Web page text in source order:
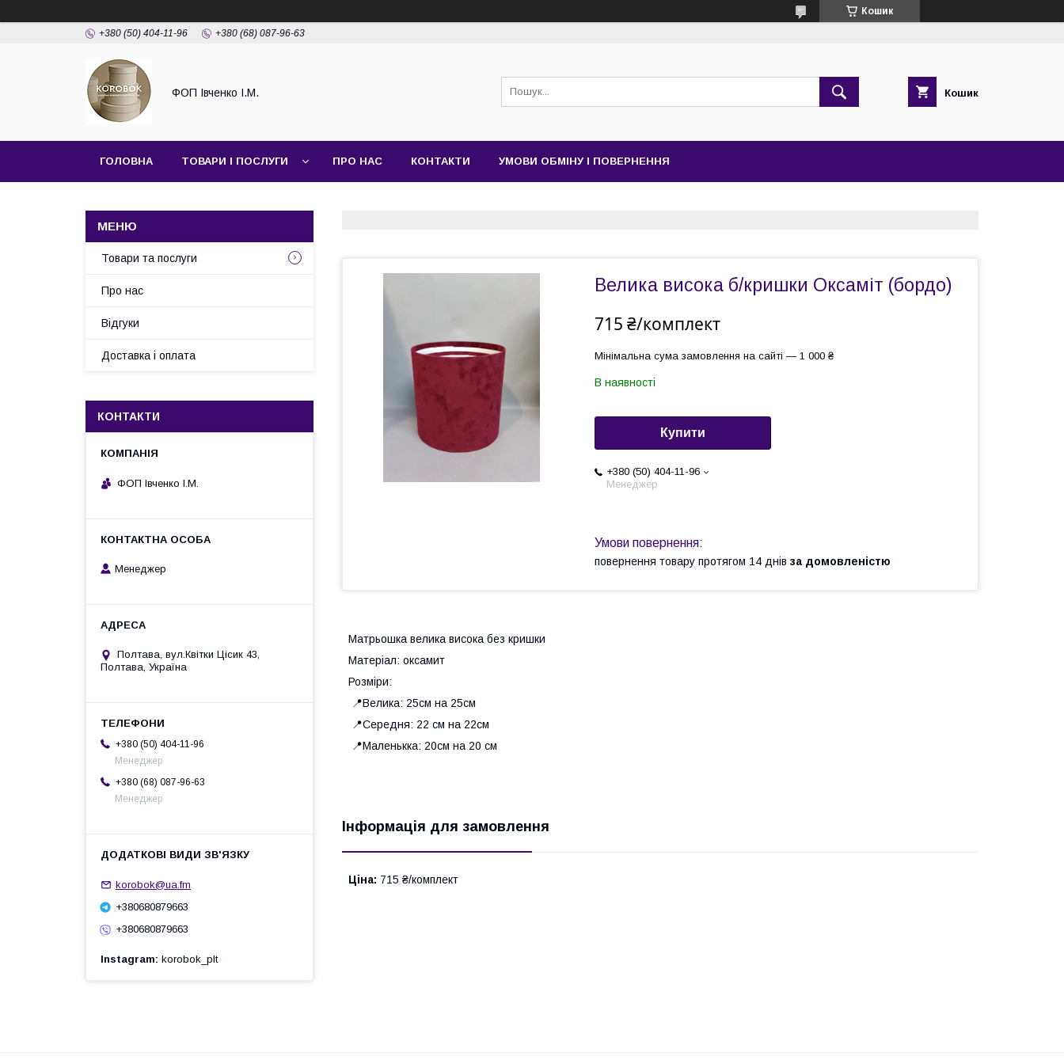
Кошик
+380 (50) 404-11-96 +380 (68) 087-96-63
ФОП Івченко І.М. Кошик
ГОЛОВНА ТОВАРИ І ПОСЛУГИ ПРО НАС КОНТАКТИ УМОВИ ОБМІНУ І ПОВЕРНЕННЯ
Велика висока б/кришки Оксаміт (бордо)
715 ₴/комплект
Мінімальна сума замовлення на сайті — 1 000 ₴
В наявності
Купити
+380 (50) 404-11-96
Менеджер
повернення товару протягом 14 днів за домовленістю
Матрьошка велика висока без кришки
Матеріал: оксамит
Розміри:
📍Велика: 25см на 25см
📍Середня: 22 см на 22см
📍Маленькка: 20см на 20 см
Інформація для замовлення
Ціна: 715 ₴/комплект
Товари та послуги
Про нас
Відгуки
Доставка і оплата
КОНТАКТИ
ФОП Івченко І.М.
Менеджер
Полтава, вул.Квітки Цісик 43,
Полтава, Україна
+380 (50) 404-11-96
Менеджер
+380 (68) 087-96-63
Менеджер
korobok@ua.fm
+380680879663
+380680879663
Instagram korobok_plt